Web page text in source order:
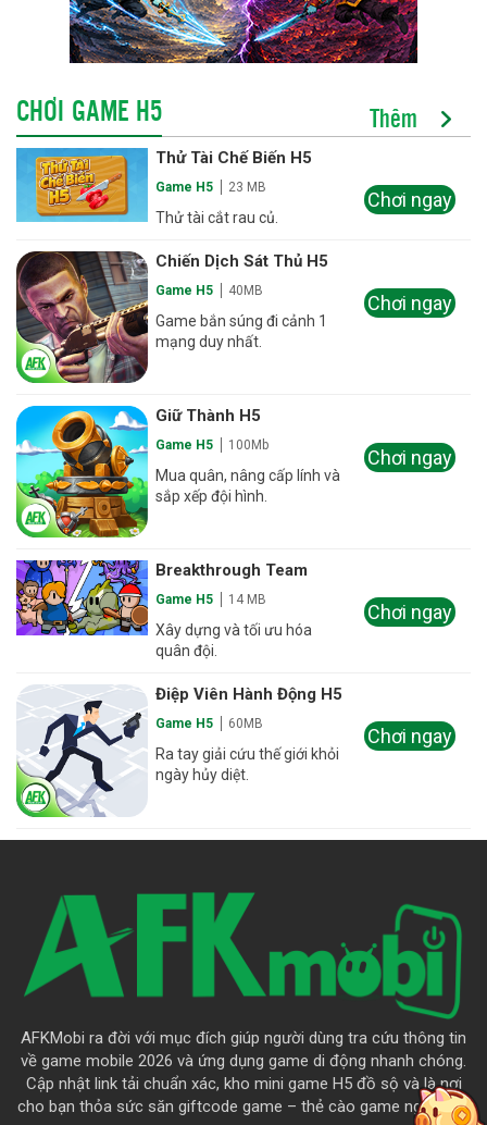
CHƠI GAME H5 Thêm
Thử Tài Chế Biến H5
Game H5 23 MB
Thử tài cắt rau củ.
Chơi ngay
Chiến Dịch Sát Thủ H5
Game H5 40MB
Game bắn súng đi cảnh 1
mạng duy nhất.
Chơi ngay
Giữ Thành H5
Game H5 100Mb
Mua quân, nâng cấp lính và
sắp xếp đội hình.
Chơi ngay
Breakthrough Team
Game H5 14 MB
Xây dựng và tối ưu hóa
quân đội.
Chơi ngay
Điệp Viên Hành Động H5
Game H5 60MB
Ra tay giải cứu thế giới khỏi
ngày hủy diệt.
Chơi ngay
AFKMobi ra đời với mục đích giúp người dùng tra cứu thông tin
về game mobile 2026 và ứng dụng game di động nhanh chóng.
Cập nhật link tải chuẩn xác, kho mini game H5 đồ sộ và là nơi
cho bạn thỏa sức săn giftcode game – thẻ cào game ngập trời.